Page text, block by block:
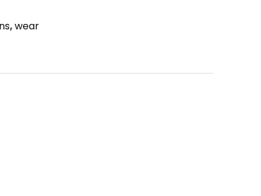
,wear